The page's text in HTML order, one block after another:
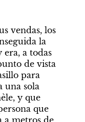
vendas, los
la
era, a todas
de vista
para
una sola
y que
que